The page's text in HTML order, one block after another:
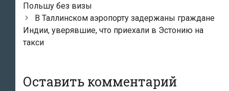
по
записям
Польшу без визы
В Таллинском аэропорту задержаны граждане
Индии, уверявшие, что приехали в Эстонию на
такси
Оставить комментарий